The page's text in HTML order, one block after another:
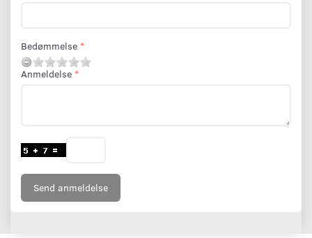
Bedømmelse
Anmeldelse
Send anmeldelse